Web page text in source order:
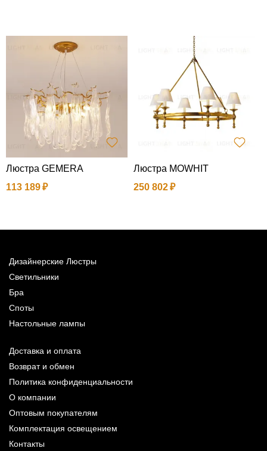
Люстра GEMERA
113 189
Люстра MOWHIT
250 802
Дизайнерские Люстры
Светильники
Бра
Споты
Настольные лампы
Доставка и оплата
Возврат и обмен
Политика конфиденциальности
О компании
Оптовым покупателям
Комплектация освещением
Контакты